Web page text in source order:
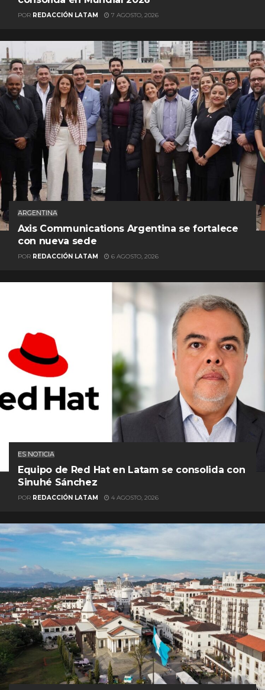
POR REDACCIÓN LATAM 7 AGOSTO, 2026
ARGENTINA
Axis Communications Argentina se fortalece
con nueva sede
POR REDACCIÓN LATAM 6 AGOSTO, 2026
ES NOTICIA
Equipo de Red Hat en Latam se consolida con
Sinuhé Sánchez
POR REDACCIÓN LATAM 4 AGOSTO, 2026